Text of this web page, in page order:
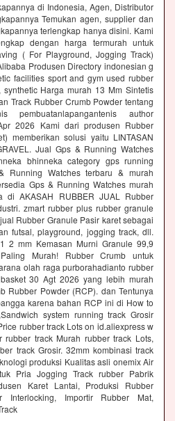
di Indonesia, Agen, Distributor
Temukan agen, supplier dan
terlengkap hanya disini. Kami
dengan harga termurah untuk
( For Playground, Jogging Track)
Produsen Directory indonesian g
facilities sport and gym used rubber
Harga murah 13 Mm Sintetis
Track Rubber Crumb Powder tentang
pembuatanlapangantenis author
2026 Kami dari produsen Rubber
memberikan solusi yaitu LINTASAN
Jual Gps & Running Watches
bhinneka category gps running
Running Watches terbaru & murah
Gps & Running Watches murah
di AKASAH RUBBER JUAL Rubber
zmart rubber plus rubber granule
Rubber Granule Pasir karet sebagai
futsal, playground, jogging track, dll.
mm Kemasan Murni Granule 99,9
Murah! Rubber Crumb untuk
olah raga purborahadianto rubber
30 Agt 2026 yang lebih murah
Rubber Powder (RCP). dan Tentunya
karena bahan RCP ini di How to
system running track Grosir
rubber track Lots on id.aliexpress w
rubber track Murah rubber track Lots,
track Grosir. 32mm kombinasi track
produksi Kualitas asli onemix Air
Pria Jogging Track rubber Pabrik
Karet Lantai, Produksi Rubber
Interlocking, Importir Rubber Mat,